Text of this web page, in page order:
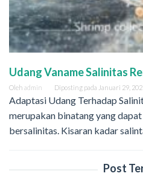
Udang Vaname Salinitas
Oleh admin Diposting pada Januari 29,
Adaptasi Udang Terhadap
merupakan binatang yang
bersalinitas. Kisaran kadar
Post